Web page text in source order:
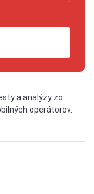
a analýzy zo
operátorov.